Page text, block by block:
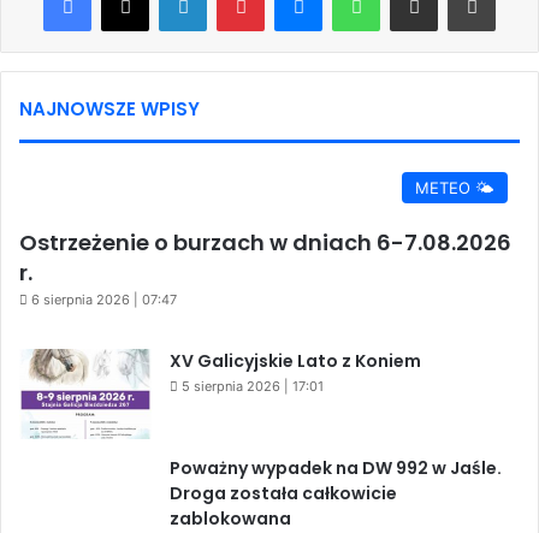
NAJNOWSZE WPISY
METEO 🌤️
Ostrzeżenie o burzach w dniach 6-7.08.2026
r.
6 sierpnia 2026 | 07:47
XV Galicyjskie Lato z Koniem
5 sierpnia 2026 | 17:01
Poważny wypadek na DW 992 w Jaśle.
Droga została całkowicie
zablokowana